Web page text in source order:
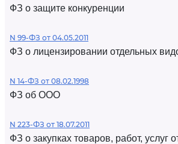
ФЗ о защите конкуренции
N 99-ФЗ от 04.05.2011
ФЗ о лицензировании отдельных
N 14-ФЗ от 08.02.1998
ФЗ об ООО
N 223-ФЗ от 18.07.2011
ФЗ о закупках товаров, работ, услуг